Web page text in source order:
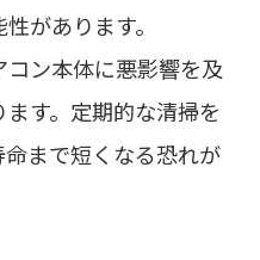
があります。
ン本体に悪影響を及
す。定期的な清掃を
まで短くなる恐れが